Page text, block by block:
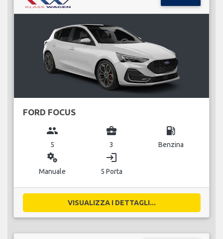
FORD FOCUS
group
5
business_center
3
local_gas_station
Benzina
miscellaneous_services
Manuale
login
5 Porta
VISUALIZZA I DETTAGLI...